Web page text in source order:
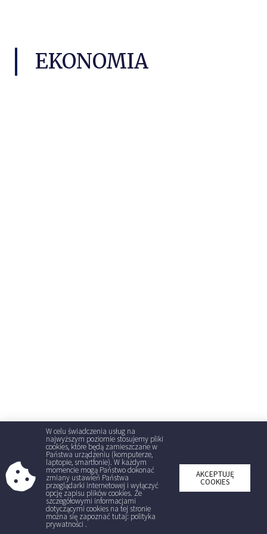
EKONOMIA
W celu świadczenia usług na
najwyższym poziomie stosujemy pliki
cookies, które będą zamieszczane w
Państwa urządzeniu (komputerze,
laptopie, smartfonie). W każdym
momencie mogą Państwo dokonać
zmiany ustawień Państwa
przeglądarki internetowej i wyłączyć
opcję zapisu plików cookies. Ze
szczegółowymi informacjami
dotyczącymi cookies na tej stronie
można się zapoznać tutaj: polityka
prywatności .
AKCEPTUJĘ
COOKIES